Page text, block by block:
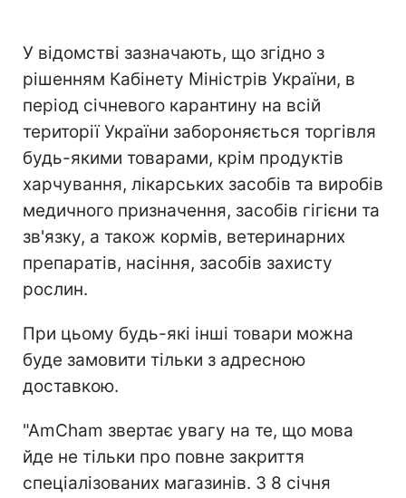
У відомстві зазначають, що згідно з
рішенням Кабінету Міністрів України, в
період січневого карантину на всій
території України забороняється торгівля
будь-якими товарами, крім продуктів
харчування, лікарських засобів та виробів
медичного призначення, засобів гігієни та
зв'язку, а також кормів, ветеринарних
препаратів, насіння, засобів захисту
рослин.
При цьому будь-які інші товари можна
буде замовити тільки з адресною
доставкою.
"AmCham звертає увагу на те, що мова
йде не тільки про повне закриття
спеціалізованих магазинів. З 8 січня